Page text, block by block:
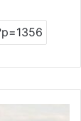
c
e
b
o
o
o
d
o
n